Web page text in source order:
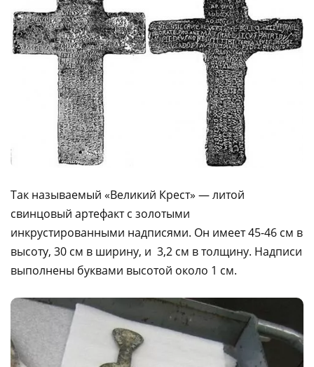
Так называемый «Великий Крест» — литой
свинцовый артефакт с золотыми
инкрустированными надписями. Он имеет 45-46 см в
высоту, 30 см в ширину, и 3,2 см в толщину. Надписи
выполнены буквами высотой около 1 см.